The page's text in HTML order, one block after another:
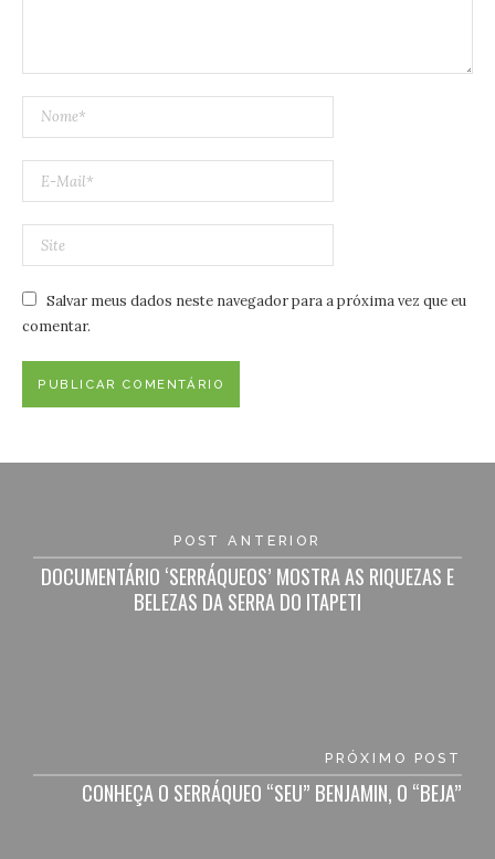
Salvar meus dados neste navegador para a próxima vez que eu
comentar.
Post
POST ANTERIOR
DOCUMENTÁRIO ‘SERRÁQUEOS’ MOSTRA AS RIQUEZAS E
BELEZAS DA SERRA DO ITAPETI
PRÓXIMO POST
CONHEÇA O SERRÁQUEO “SEU” BENJAMIN, O “BEJA”